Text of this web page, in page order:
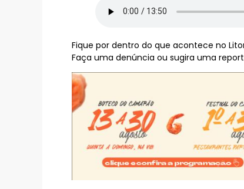
Fique por dentro do que acontece no
Faça uma denúncia ou sugira uma